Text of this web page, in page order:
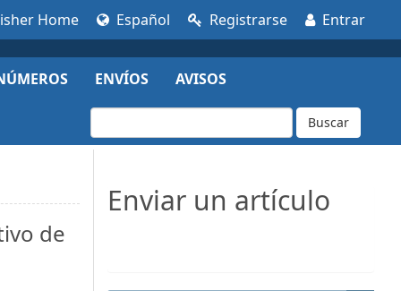
Home Español Registrarse Entrar
ENVÍOS AVISOS
Buscar
de
Enviar un artículo